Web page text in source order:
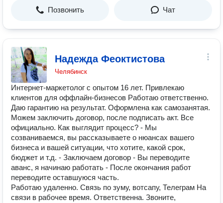
Позвонить Чат
Надежда Феоктистова
Челябинск
Интернет-маркетолог с опытом 16 лет. Привлекаю
клиентов для оффлайн-бизнесов Работаю ответственно.
Даю гарантию на результат. Оформлена как самозанятая.
Можем заключить договор, после подписать акт. Все
официально. Как выглядит процесс? - Мы
созваниваемся, вы рассказываете о нюансах вашего
бизнеса и вашей ситуации, что хотите, какой срок,
бюджет и т.д. - Заключаем договор - Вы переводите
аванс, я начинаю работать - После окончания работ
переводите оставшуюся часть.
Работаю удаленно. Связь по зуму, вотсапу, Телеграм На
связи в рабочее время. Ответственна. Звоните,